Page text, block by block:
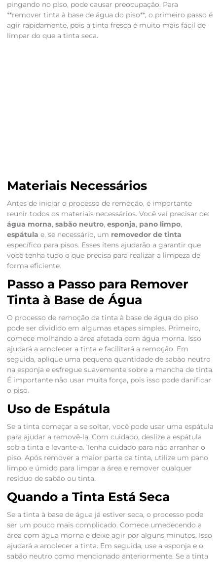
pingando no piso, pode causar preocupação. Para
**remover tinta à base de água do piso**, o primeiro passo é
agir rapidamente, pois a tinta fresca é muito mais fácil de
limpar do que a tinta seca.
Materiais Necessários
Antes de iniciar o processo de remoção, é importante
reunir todos os materiais necessários. Você vai precisar de:
água morna, sabão neutro, esponja, pano limpo,
espátula e, se necessário, um removedor de tinta
específico para pisos. Esses itens ajudarão a garantir que
você tenha tudo o que precisa para realizar a limpeza de
forma eficiente.
Passo a Passo para Remover
Tinta à Base de Água
O processo de remoção da tinta à base de água do piso
pode ser dividido em algumas etapas simples. Primeiro,
comece molhando a área afetada com água morna. Isso
ajudará a amolecer a tinta e facilitará a remoção. Em
seguida, aplique uma pequena quantidade de sabão neutro
na esponja e esfregue suavemente sobre a mancha de tinta.
É importante não usar muita força, pois isso pode danificar
o piso.
Uso de Espátula
Se a tinta começar a se soltar, você pode usar uma espátula
para ajudar a removê-la. Com cuidado, deslize a espátula
sob a tinta e levante-a. Tenha cuidado para não arranhar o
piso. Após remover a maior parte da tinta, utilize um pano
limpo e úmido para limpar a área e remover qualquer
resíduo de sabão ou tinta.
Quando a Tinta Está Seca
Se a tinta à base de água já estiver seca, o processo pode
ser um pouco mais complicado. Comece umedecendo a
área com água morna e deixe agir por alguns minutos. Isso
ajudará a amolecer a tinta. Em seguida, use a esponja e o
sabão neutro como mencionado anteriormente. Se a tinta